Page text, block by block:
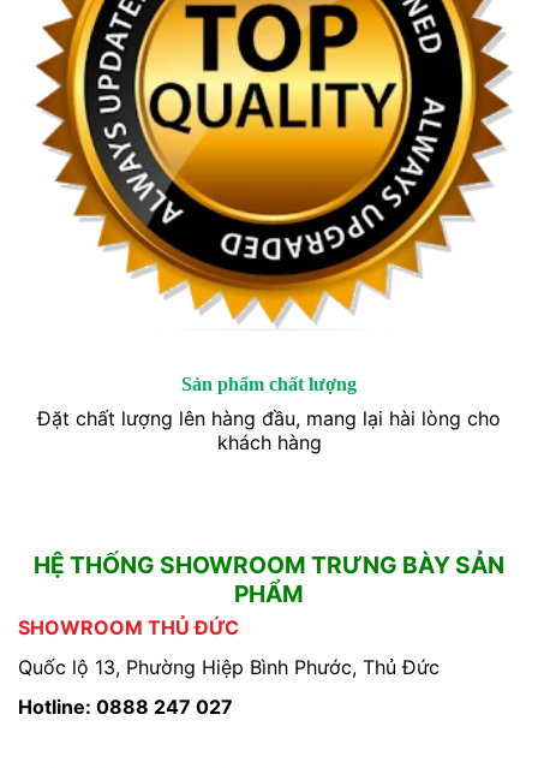
Sản phẩm chất lượng
Đặt chất lượng lên hàng đầu, mang lại hài lòng cho
khách hàng
HỆ THỐNG SHOWROOM TRƯNG BÀY SẢN
PHẨM
SHOWROOM THỦ ĐỨC
Quốc lộ 13, Phường Hiệp Bình Phước, Thủ Đức
Hotline: 0888 247 027